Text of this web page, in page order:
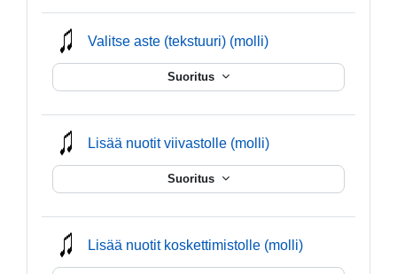
Valitse aste (tekstuuri) (molli)mmusic
Suoritus
Lisää nuotit viivastolle (molli)mmusic
Suoritus
Lisää nuotit koskettimistolle (molli)mmusic